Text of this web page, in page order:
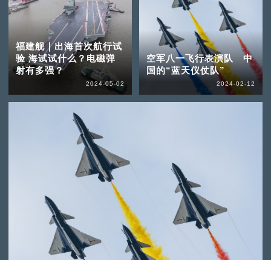
福建舰｜出海首次航行试
验 海试试什么？电磁弹
射有多强？
2024-05-02
空军八一飞行表演队 中
国的“蓝天仪仗队”
2024-02-12